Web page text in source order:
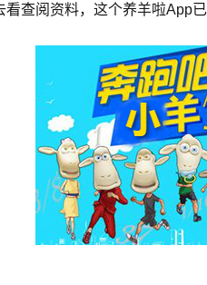
查阅资料，这个养羊啦App